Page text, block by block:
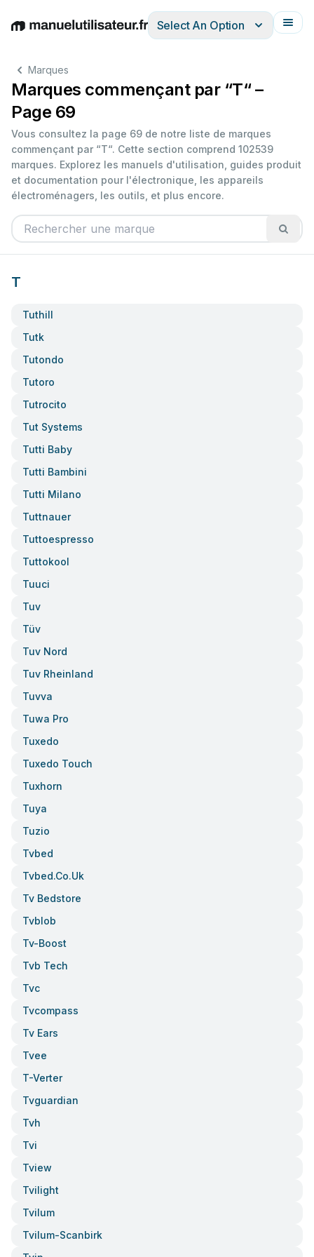
EnglishDeutschEspañolItalianoFrançais
Select An Option
Marques
Marques commençant par “T“ –
Page 69
Vous consultez la page 69 de notre liste de marques
commençant par “T“. Cette section comprend 102539
marques. Explorez les manuels d'utilisation, guides produit
et documentation pour l'électronique, les appareils
électroménagers, les outils, et plus encore.
T
Tuthill
Tutk
Tutondo
Tutoro
Tutrocito
Tut Systems
Tutti Baby
Tutti Bambini
Tutti Milano
Tuttnauer
Tuttoespresso
Tuttokool
Tuuci
Tuv
Tüv
Tuv Nord
Tuv Rheinland
Tuvva
Tuwa Pro
Tuxedo
Tuxedo Touch
Tuxhorn
Tuya
Tuzio
Tvbed
Tvbed.co.uk
Tv Bedstore
Tvblob
Tv-Boost
Tvb Tech
Tvc
Tvcompass
Tv Ears
Tvee
T-Verter
Tvguardian
Tvh
Tvi
Tview
Tvilight
Tvilum
Tvilum-Scanbirk